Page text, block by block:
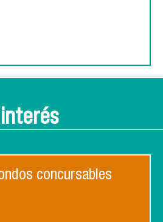
concursables